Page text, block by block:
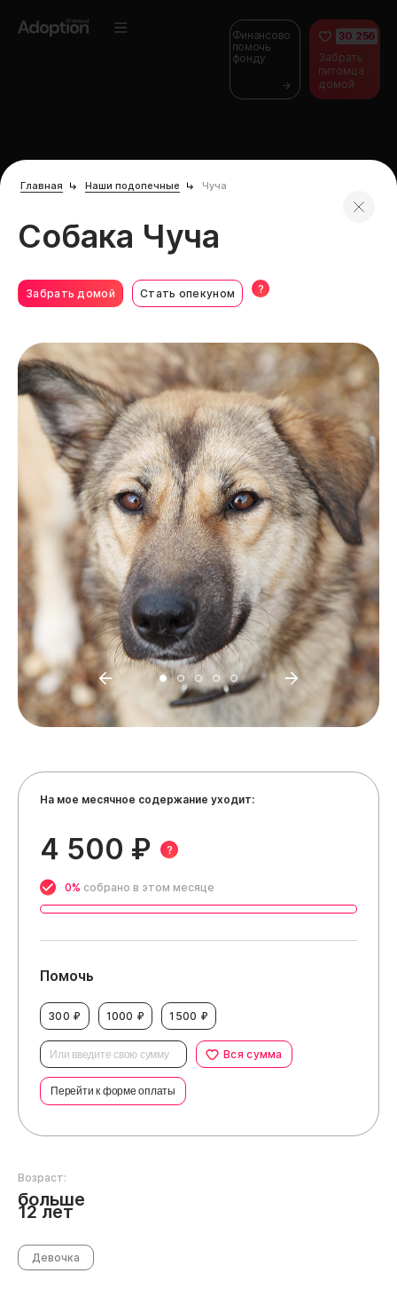
Финансово
помочь
фонду
30 256
Забрать
питомца
домой
Главная Наши подопечные Чуча
Собака Чуча
Забрать домой Стать опекуном ?
На мое месячное содержание уходит:
4 500 ₽ ?
0% собрано в этом месяце
Помочь
300 ₽ 1000 ₽ 1500 ₽
Вся сумма
Перейти к форме оплаты
Возраст:
больше
12 лет
Девочка